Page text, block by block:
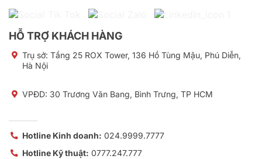
HỖ TRỢ KHÁCH HÀNG
Trụ sở: Tầng 25 ROX Tower, 136 Hồ Tùng Mậu, Phú Diễn,
Hà Nội
VPĐD: 30 Trương Văn Bang, Bình Trưng, TP HCM
Hotline Kinh doanh: 024.9999.7777
Hotline Kỹ thuật: 0777.247.777